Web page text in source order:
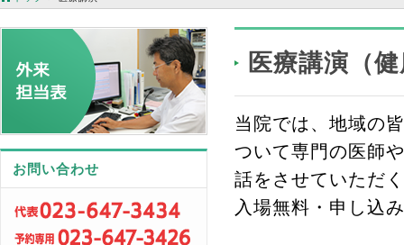
医療講演（
当院では、地域の
ついて専門の医師
話をさせていただ
入場無料・申し込
お問い合わせ